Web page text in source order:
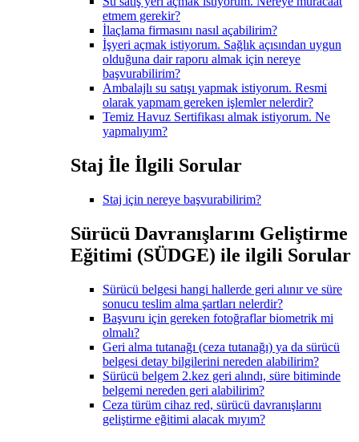
etmem gerekir?
İlaçlama firmasını nasıl açabilirim?
İşyeri açmak istiyorum. Sağlık açısından uygun
olduğuna dair raporu almak için nereye
başvurabilirim?
Ambalajlı su satışı yapmak istiyorum. Resmi
olarak yapmam gereken işlemler nelerdir?
Temiz Havuz Sertifikası almak istiyorum. Ne
yapmalıyım?
Staj İle İlgili Sorular
Staj için nereye başvurabilirim?
Sürücü Davranışlarını Geliştirme
Eğitimi (SÜDGE) ile ilgili Sorular
Sürücü belgesi hangi hallerde geri alınır ve süre
sonucu teslim alma şartları nelerdir?
Başvuru için gereken fotoğraflar biometrik mi
olmalı?
Geri alma tutanağı (ceza tutanağı) ya da sürücü
belgesi detay bilgilerini nereden alabilirim?
Sürücü belgem 2.kez geri alındı, süre bitiminde
belgemi nereden geri alabilirim?
Ceza türüm cihaz red, sürücü davranışlarını
geliştirme eğitimi alacak mıyım?